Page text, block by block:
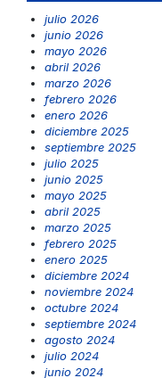
julio 2026
junio 2026
mayo 2026
abril 2026
marzo 2026
febrero 2026
enero 2026
diciembre 2025
septiembre 2025
julio 2025
junio 2025
mayo 2025
abril 2025
marzo 2025
febrero 2025
enero 2025
diciembre 2024
noviembre 2024
octubre 2024
septiembre 2024
agosto 2024
julio 2024
junio 2024